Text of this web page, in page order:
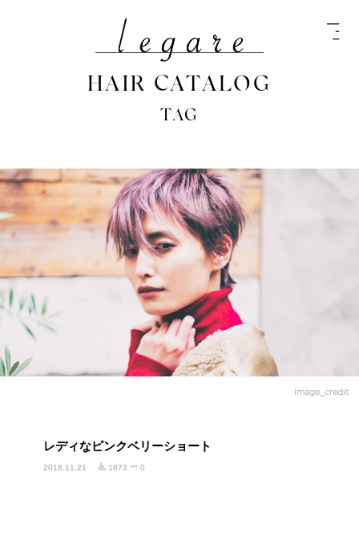
HAIR CATALOG
TAG
image_credit
レディなピンクベリーショート
2018.11.21 1873 0